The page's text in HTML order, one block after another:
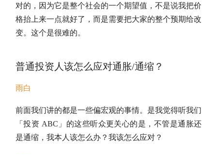
对的，因为它是整个社会的一个期望值，不是说我把价
格抬上来一点就好了，而是需要把大家的整个预期给改
变。这个是很难的。
普通投资人该怎么应对通胀/通缩？
雨白
前面我们讲的都是一些偏宏观的事情。是我觉得听我们
「投资 ABC」的这些听众更关心的是，不管是通胀还
是通缩，我本人该怎么办？我该怎么应对？